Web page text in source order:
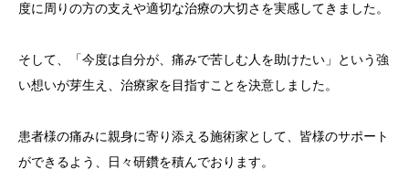
度に周りの方の支えや適切な治療の大切さを実感してきました。
そして、「今度は自分が、痛みで苦しむ人を助けたい」という強
い想いが芽生え、治療家を目指すことを決意しました。
患者様の痛みに親身に寄り添える施術家として、皆様のサポート
ができるよう、日々研鑽を積んでおります。